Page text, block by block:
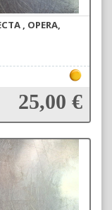
, OPERA,
25,00 €